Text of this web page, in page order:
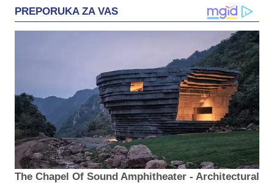
PREPORUKA ZA VAS
The Chapel Of Sound Amphitheater - Architectural